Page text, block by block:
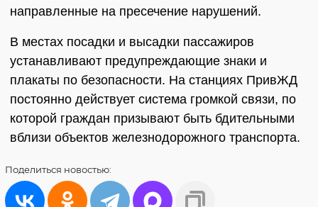
направленные на пресечение нарушений.
В местах посадки и высадки пассажиров
устанавливают предупреждающие знаки и
плакаты по безопасности. На станциях ПривЖД
постоянно действует система громкой связи, по
которой граждан призывают быть бдительными
вблизи объектов железнодорожного транспорта.
Поделиться новостью: